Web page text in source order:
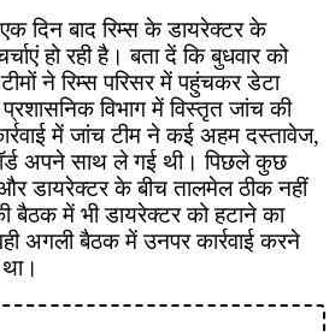
दिन बाद रिम्स के डायरेक्टर के
हो रही है। बता दें कि बुधवार को
ने रिम्स परिसर में पहुंचकर डेटा
विभाग में विस्तृत जांच की
में जांच टीम ने कई अहम दस्तावेज,
अपने साथ ले गई थी। पिछले कुछ
और डायरेक्टर के बीच तालमेल ठीक नहीं
बैठक में भी डायरेक्टर को हटाने का
अगली बैठक में उनपर कार्रवाई करने